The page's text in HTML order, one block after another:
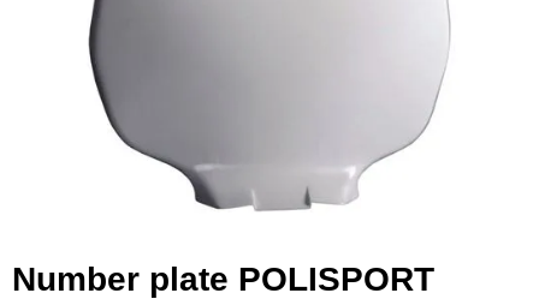
Number plate POLISPORT